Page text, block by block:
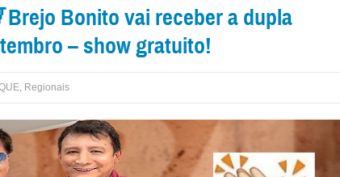
Bonito vai receber a dupla
– show gratuito!
, Regionais